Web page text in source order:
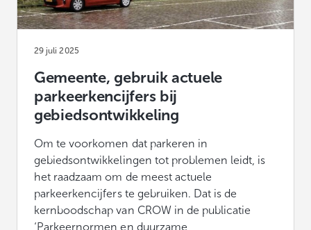
29 juli 2025
Gemeente, gebruik actuele
parkeerkencijfers bij
gebiedsontwikkeling
Om te voorkomen dat parkeren in
gebiedsontwikkelingen tot problemen leidt, is
het raadzaam om de meest actuele
parkeerkencijfers te gebruiken. Dat is de
kernboodschap van CROW in de publicatie
‘Parkeernormen en duurzame